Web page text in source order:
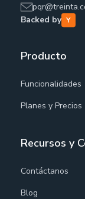
Backed by
Producto
Funcionalidades
Planes y Precios
Recursos y
Contáctanos
Blog